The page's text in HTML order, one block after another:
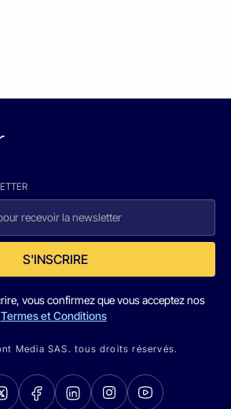
S'INSCRIRE
vous confirmez que vous acceptez nos
Termes et Conditions
Media SAS. tous droits réservés.